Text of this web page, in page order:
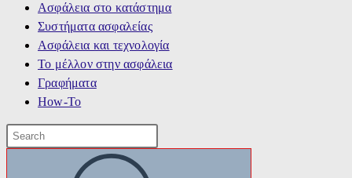
Ασφάλεια στο κατάστημα
Συστήματα ασφαλείας
Ασφάλεια και τεχνολογία
Το μέλλον στην ασφάλεια
Γραφήματα
How-To